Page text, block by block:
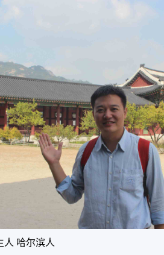
哈尔滨人